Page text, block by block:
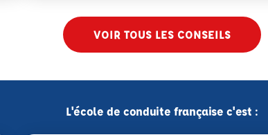
VOIR TOUS LES CONSEILS
L'école de conduite française c'est :